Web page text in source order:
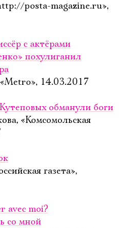
posta-magazine.ru»,
с актёрами
похулиганил
14.03.2017
обманули боги
«Комсомольская
газета»,
avec moi?
со мной